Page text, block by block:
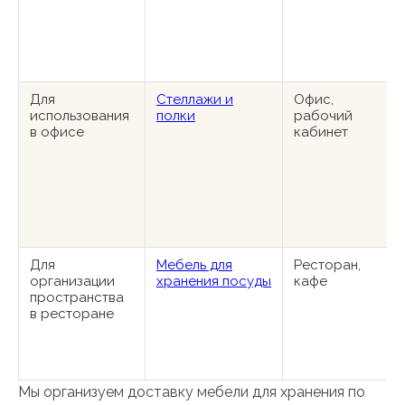
Для
использования
в офисе
Стеллажи и
полки
Офис,
рабочий
кабинет
Для
организации
пространства
в ресторане
Мебель для
хранения посуды
Ресторан,
кафе
Мы организуем доставку мебели для хранения по